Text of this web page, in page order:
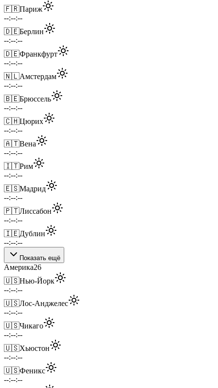
🇫🇷Париж
--:--:--
🇩🇪Берлин
--:--:--
🇩🇪Франкфурт
--:--:--
🇳🇱Амстердам
--:--:--
🇧🇪Брюссель
--:--:--
🇨🇭Цюрих
--:--:--
🇦🇹Вена
--:--:--
🇮🇹Рим
--:--:--
🇪🇸Мадрид
--:--:--
🇵🇹Лиссабон
--:--:--
🇮🇪Дублин
--:--:--
Показать ещё
Америка26
🇺🇸Нью-Йорк
--:--:--
🇺🇸Лос-Анджелес
--:--:--
🇺🇸Чикаго
--:--:--
🇺🇸Хьюстон
--:--:--
🇺🇸Феникс
--:--:--